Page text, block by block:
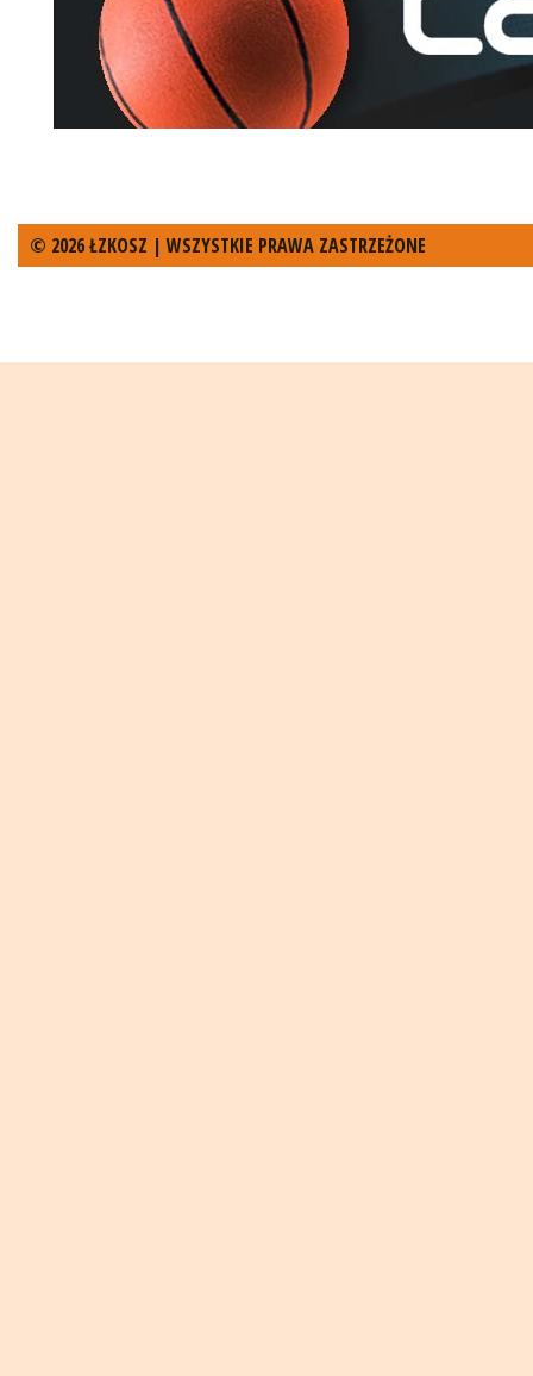
© 2026 ŁZKOSZ | WSZYSTKIE PRAWA ZASTRZEŻONE